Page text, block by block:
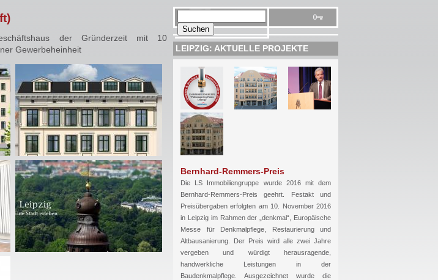
der Gründerzeit mit 10
Gewerbeheinheit
LEIPZIG: AKTUELLE PROJEKTE
Bernhard-Remmers-Preis
Die LS Immobiliengruppe wurde 2016 mit dem
Bernhard-Remmers-Preis geehrt. Festakt und
Preisübergaben erfolgten am 10. November 2016
in Leipzig im Rahmen der „denkmal“, Europäische
Messe für Denkmalpflege, Restaurierung und
Altbausanierung. Der Preis wird alle zwei Jahre
vergeben und würdigt herausragende,
handwerkliche Leistungen in der
Baudenkmalpflege. Ausgezeichnet wurde die